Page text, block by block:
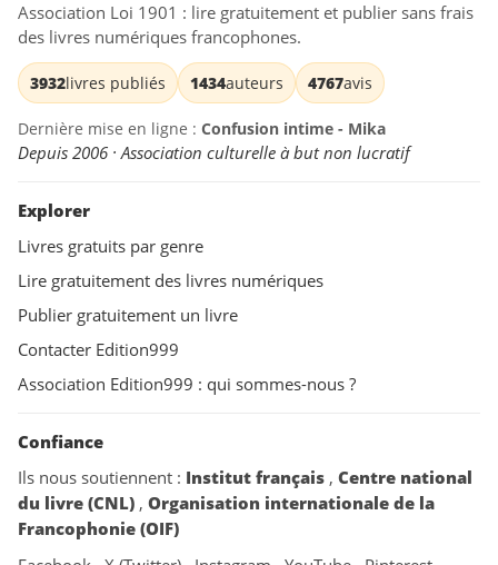
Association Loi 1901 : lire gratuitement et publier sans frais
des livres numériques francophones.
3932livres publiés 1434auteurs 4767avis
Dernière mise en ligne : Confusion intime - Mika
Depuis 2006 · Association culturelle à but non lucratif
Explorer
Livres gratuits par genre
Lire gratuitement des livres numériques
Publier gratuitement un livre
Contacter Edition999
Association Edition999 : qui sommes-nous ?
Confiance
Ils nous soutiennent : Institut français , Centre national
du livre (CNL) , Organisation internationale de la
Francophonie (OIF)